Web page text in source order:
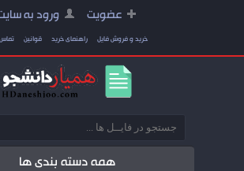
عضویت ورود به
خرید و فروش فایل راهنمای خرید قوانین تماس
همه دسته بندی ها